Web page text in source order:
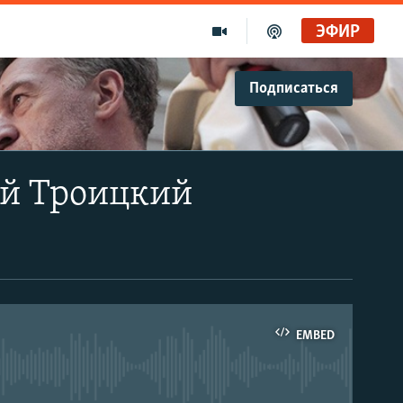
ЭФИР
Подписаться
Троицкий
EMBED